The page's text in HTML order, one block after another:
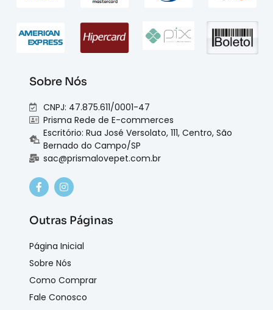
Sobre Nós
CNPJ: 47.875.611/0001-47
Prisma Rede de E-commerces
Escritório: Rua José Versolato, 111, Centro, São
Bernado do Campo/SP
sac@prismalovepet.com.br
Outras Páginas
Página Inicial
Sobre Nós
Como Comprar
Fale Conosco